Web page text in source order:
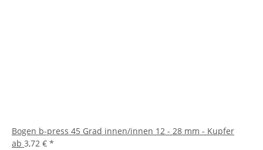
Bogen b-press 45 Grad innen/innen 12 - 28 mm - Kupfer
ab 3,72 € *